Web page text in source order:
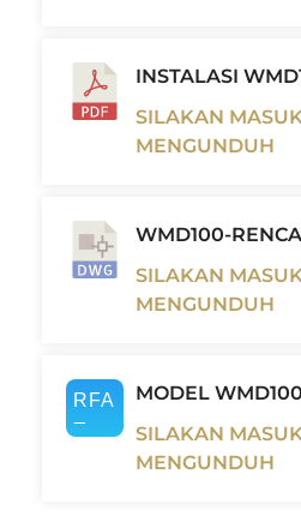
INSTALASI
SILAKAN
MENGUNDUH
WMD100-
SILAKAN
MENGUNDUH
MODEL
SILAKAN
MENGUNDUH